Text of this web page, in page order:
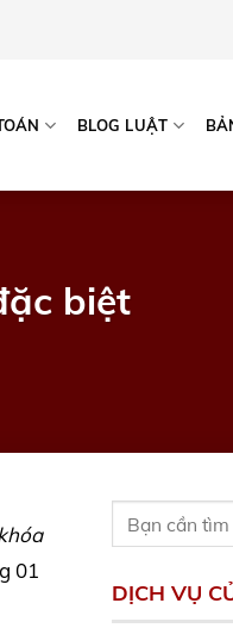
BLOG LUẬT
biệt
01
DỊCH VỤ